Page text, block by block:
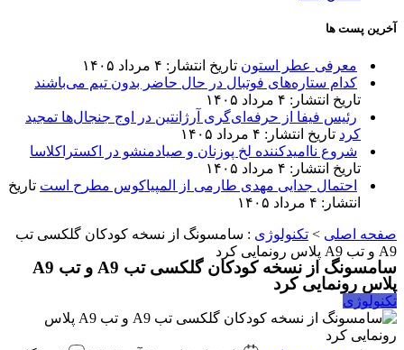
آخرین پست ها
معرفی عطر استون تاریخ انتشار: ۴ مرداد ۱۴۰۵
کدام ستاره‌های فوتبال در حال حاضر بدون تیم می‌باشند
تاریخ انتشار: ۴ مرداد ۱۴۰۵
رئیس فیفا از حرفه‌ای‌گری آرژانتین در اوج جنجال‌ها تمجید
کرد تاریخ انتشار: ۴ مرداد ۱۴۰۵
شروع ناامیدکننده لخ پوزنان و صیادمنشو در اکستراکلاسا
تاریخ انتشار: ۴ مرداد ۱۴۰۵
احتمال جدایی مهدی طارمی از المپیاکوس مطرح است تاریخ
انتشار: ۴ مرداد ۱۴۰۵
صفحه اصلی > تکنولوژی : سامسونگ از نسخه کودکان گلکسی تب
A9 و تب A9 پلاس رونمایی کرد
سامسونگ از نسخه کودکان گلکسی تب A9 و تب A9
پلاس رونمایی کرد
تکنولوژی